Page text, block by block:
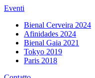
Eventi
Bienal Cerveira 2024
Afinidades 2024
Bienal Gaia 2021
Tokyo 2019
Paris 2018